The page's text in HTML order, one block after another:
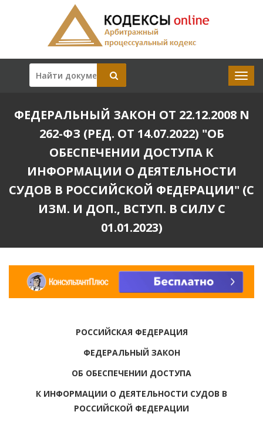
ФЕДЕРАЛЬНЫЙ ЗАКОН ОТ 22.12.2008 N
262-ФЗ (РЕД. ОТ 14.07.2022) "ОБ
ОБЕСПЕЧЕНИИ ДОСТУПА К
ИНФОРМАЦИИ О ДЕЯТЕЛЬНОСТИ
СУДОВ В РОССИЙСКОЙ ФЕДЕРАЦИИ" (С
ИЗМ. И ДОП., ВСТУП. В СИЛУ С
01.01.2023)
РОССИЙСКАЯ ФЕДЕРАЦИЯ
ФЕДЕРАЛЬНЫЙ ЗАКОН
ОБ ОБЕСПЕЧЕНИИ ДОСТУПА
К ИНФОРМАЦИИ О ДЕЯТЕЛЬНОСТИ СУДОВ В
РОССИЙСКОЙ ФЕДЕРАЦИИ